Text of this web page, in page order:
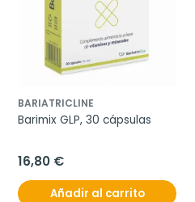
BARIATRICLINE
Barimix GLP, 30 cápsulas
16,80 €
Añadir al carrito